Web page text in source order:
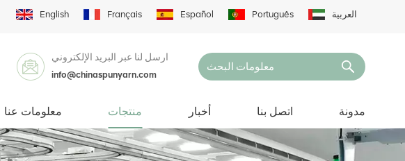
English Français Español Português العربية
ارسل لنا عبر البريد الإلكتروني
info@chinaspunyarn.com
معلومات عنا منتجات أخبار اتصل بنا مدونة